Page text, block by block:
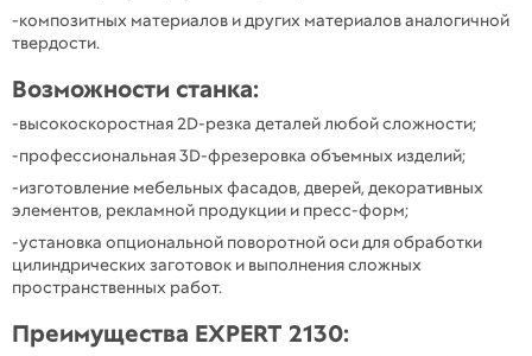
-композитных материалов и других материалов аналогичной
твердости.
Возможности станка:
-высокоскоростная 2D-резка деталей любой сложности;
-профессиональная 3D-фрезеровка объемных изделий;
-изготовление мебельных фасадов, дверей, декоративных
элементов, рекламной продукции и пресс-форм;
-установка опциональной поворотной оси для обработки
цилиндрических заготовок и выполнения сложных
пространственных работ.
Преимущества EXPERT 2130: